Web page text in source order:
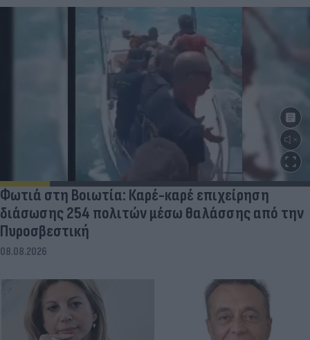
Φωτιά στη Βοιωτία: Καρέ-καρέ επιχείρηση
διάσωσης 254 πολιτών μέσω θαλάσσης από την
Πυροσβεστική
08.08.2026